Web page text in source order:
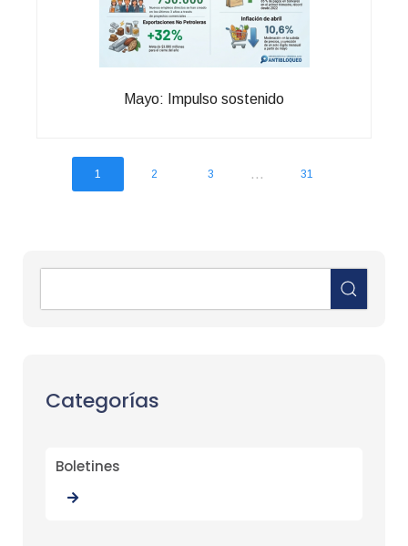
Mayo: Impulso sostenido
1 2 3 ... 31
Categorías
Boletines